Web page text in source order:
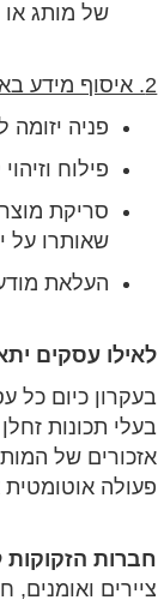
של מותג או
2. איסוף מידע באמצעות זחלן שמתורגמת לפעולה אקטיבית – לדוגמא
פניה
פילוח
סריקת
שאותרו על
העלאת
לאילו עסקים
בעקרון כיום כל
בעלי תכונות
אזכורים של
פעולה
חברות הזקוקות
ציירים